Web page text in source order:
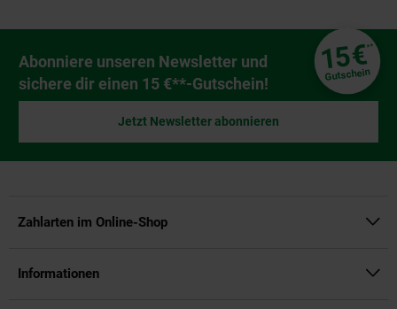
Newsletter Anmeldung
Abonniere unseren Newsletter und
sichere dir einen 15 €**-Gutschein!
15€**
Gutschein
Jetzt Newsletter abonnieren
Zahlarten im Online-Shop
Informationen